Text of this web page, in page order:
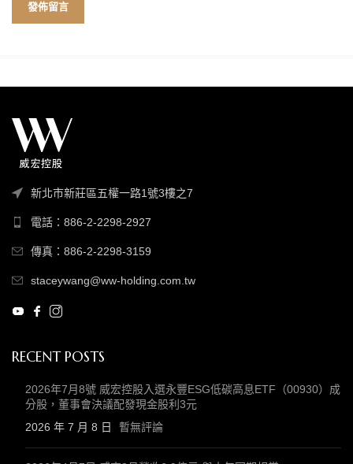
新北市新莊區五權一路1號3樓之7
電話：886-2-2298-2927
傳真：886-2-2298-3159
staceywang@ww-holding.com.tw
RECENT POSTS
2026年7月8號 威宏控股入選永豐ESG低碳高息ETF（00930）成
分股，董事會決議配發現金股利3元
2026 年 7 月 8 日
暫無評論